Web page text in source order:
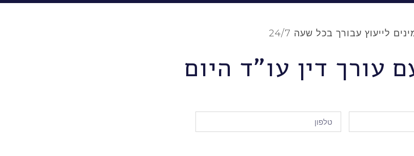
לייעוץ עבורך בכל שעה 24/7
עורך דין עו"ד היום